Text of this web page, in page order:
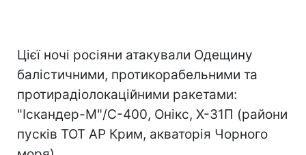
Цієї ночі росіяни атакували Одещину
балістичними, протикорабельними та
протирадіолокаційними ракетами:
"Іскандер-М"/С-400, Онікс, Х-31П (райони
пусків ТОТ АР Крим, акваторія Чорного